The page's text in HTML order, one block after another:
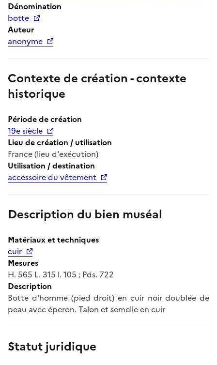
Dénomination
botte
Auteur
anonyme
Contexte de création - contexte
historique
Période de création
19e siècle
Lieu de création / utilisation
France (lieu d'exécution)
Utilisation / destination
accessoire du vêtement
Description du bien muséal
Matériaux et techniques
cuir
Mesures
H. 565 L. 315 l. 105 ; Pds. 722
Description
Botte d'homme (pied droit) en cuir noir doublée de
peau avec éperon. Talon et semelle en cuir
Statut juridique